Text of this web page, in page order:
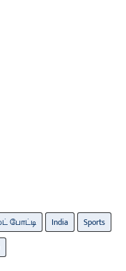
போட்டி India
Sports